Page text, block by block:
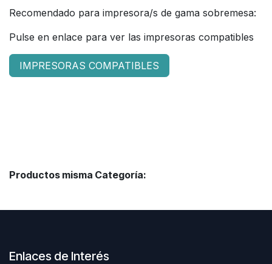
Recomendado para impresora/s de gama sobremesa:
Pulse en enlace para ver las impresoras compatibles
IMPRESORAS COMPATIBLES
Productos misma Categoría:
Enlaces de Interés